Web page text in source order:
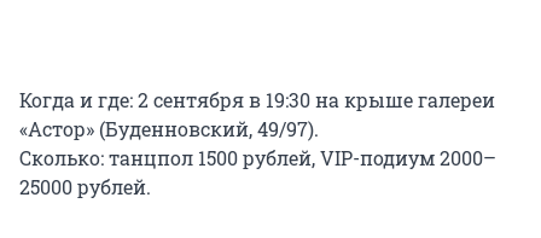
Когда и где: 2 сентября в 19:30 на крыше галереи
«Астор» (Буденновский, 49/97).
Сколько: танцпол 1500 рублей, VIP-подиум 2000–
25000 рублей.